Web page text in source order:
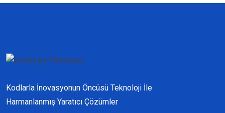
Kodlarla İnovasyonun Öncüsü Teknoloji İle
Harmanlanmış Yaratıcı Çözümler